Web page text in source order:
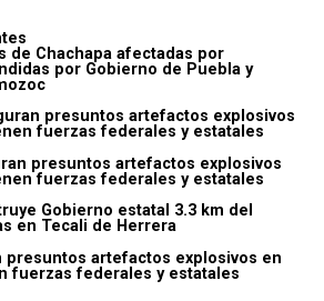
de Chachapa afectadas por
por Gobierno de Puebla y
presuntos artefactos explosivos
fuerzas federales y estatales
presuntos artefactos explosivos
fuerzas federales y estatales
Gobierno estatal 3.3 km del
en Tecali de Herrera
presuntos artefactos explosivos en
fuerzas federales y estatales